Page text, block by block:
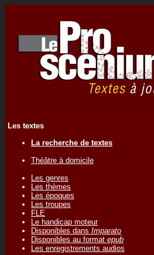
Les textes
La recherche de textes
Théâtre à domicile
Les genres
Les thèmes
Les époques
Les troupes
FLE
Le handicap moteur
Disponibles dans Imparato
Disponibles au format epub
Les enregistrements audios